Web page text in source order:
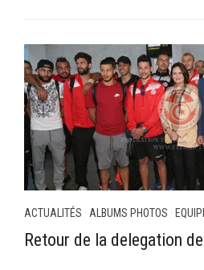
ACTUALITÉS · ALBUMS PHOTOS ·
Retour de la delegation